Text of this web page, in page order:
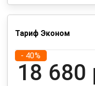
Тариф Эконом
- 40%
18 680